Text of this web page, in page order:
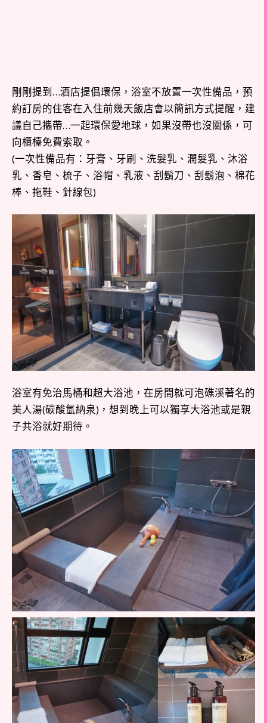
剛剛提到…酒店提倡環保，浴室不放置一次性備品，預
約訂房的住客在入住前幾天飯店會以簡訊方式提醒，建
議自己攜帶…一起環保愛地球，如果沒帶也沒關係，可
向櫃檯免費索取。
(一次性備品有：牙膏、牙刷、洗髮乳、潤髮乳、沐浴
乳、香皂、梳子、浴帽、乳液、刮鬍刀、刮鬍泡、棉花
棒、拖鞋、針線包)
浴室有免治馬桶和超大浴池，在房間就可泡礁溪著名的
美人湯(碳酸氫納泉)，想到晚上可以獨享大浴池或是親
子共浴就好期待。